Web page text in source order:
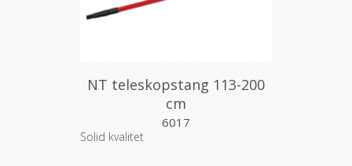
NT teleskopstang 113-200
cm
6017
Solid kvalitet